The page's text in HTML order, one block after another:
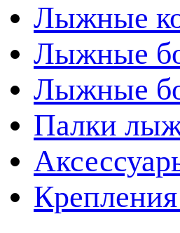
Лыжные
Лыжные
Лыжные
Палки